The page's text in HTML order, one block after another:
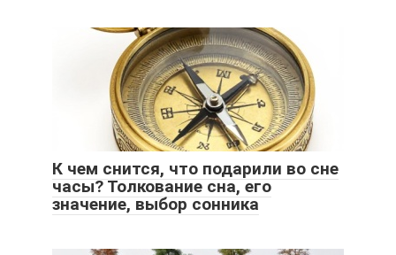
К чем снится, что подарили во сне
часы? Толкование сна, его
значение, выбор сонника